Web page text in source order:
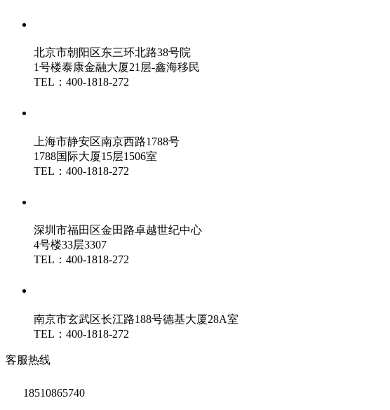
北京市朝阳区东三环北路38号院
1号楼泰康金融大厦21层-鑫海移民
TEL：400-1818-272
上海市静安区南京西路1788号
1788国际大厦15层1506室
TEL：400-1818-272
深圳市福田区金田路卓越世纪中心
4号楼33层3307
TEL：400-1818-272
南京市玄武区长江路188号德基大厦28A室
TEL：400-1818-272
客服热线
18510865740